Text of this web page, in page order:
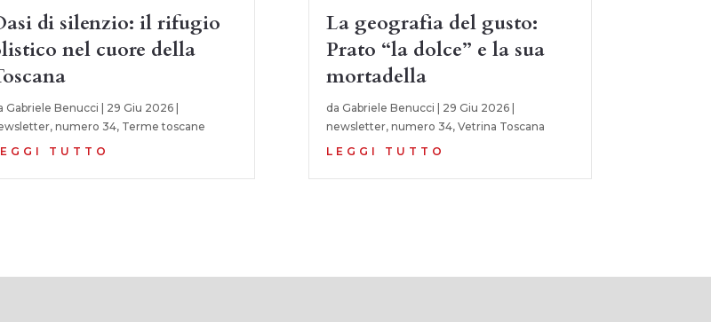
di silenzio: il rifugio
nel cuore della
Gabriele Benucci 29 Giu 2026|
, numero 34, Terme toscane
TUTTO
La geografia del gusto:
Prato “la dolce” e la sua
mortadella
da Gabriele Benucci 29 Giu 2026|
newsletter, numero 34, Vetrina Toscana
LEGGI TUTTO